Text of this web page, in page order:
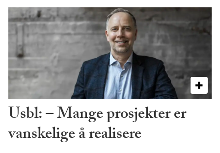
Usbl: – Mange prosjekter er
vanskelige å realisere